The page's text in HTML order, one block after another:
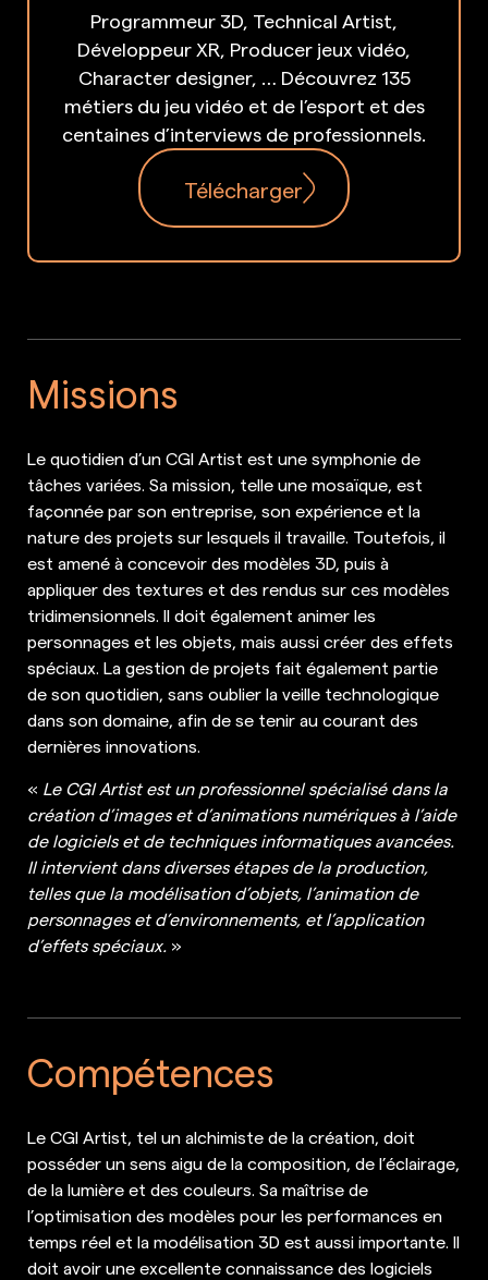
Programmeur 3D, Technical Artist,
Développeur XR, Producer jeux vidéo,
Character designer, … Découvrez 135
métiers du jeu vidéo et de l’esport et des
centaines d’interviews de professionnels.
Télécharger
Missions
Le quotidien d’un CGI Artist est une symphonie de
tâches variées. Sa mission, telle une mosaïque, est
façonnée par son entreprise, son expérience et la
nature des projets sur lesquels il travaille. Toutefois, il
est amené à concevoir des modèles 3D, puis à
appliquer des textures et des rendus sur ces modèles
tridimensionnels. Il doit également animer les
personnages et les objets, mais aussi créer des effets
spéciaux. La gestion de projets fait également partie
de son quotidien, sans oublier la veille technologique
dans son domaine, afin de se tenir au courant des
dernières innovations.
« Le CGI Artist est un professionnel spécialisé dans la
création d’images et d’animations numériques à l’aide
de logiciels et de techniques informatiques avancées.
Il intervient dans diverses étapes de la production,
telles que la modélisation d’objets, l’animation de
personnages et d’environnements, et l’application
d’effets spéciaux. »
Compétences
Le CGI Artist, tel un alchimiste de la création, doit
posséder un sens aigu de la composition, de l’éclairage,
de la lumière et des couleurs. Sa maîtrise de
l’optimisation des modèles pour les performances en
temps réel et la modélisation 3D est aussi importante. Il
doit avoir une excellente connaissance des logiciels